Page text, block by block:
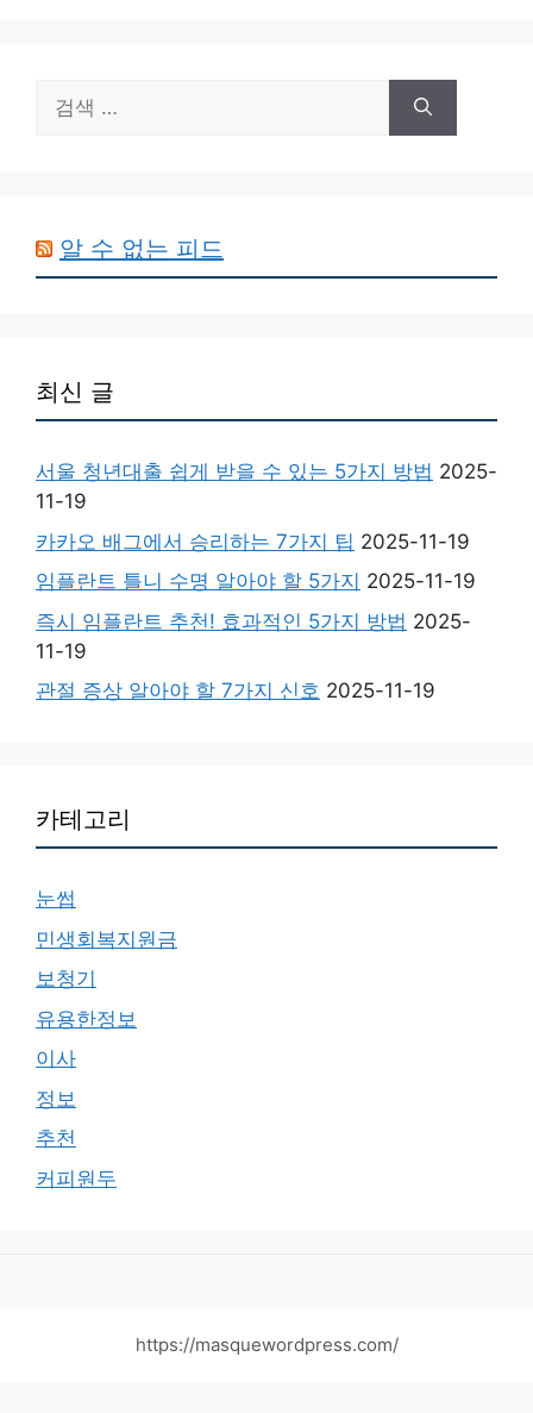
색:
알 수 없는 피드
최신 글
서울 청년대출 쉽게 받을 수 있는 5가지 방법 2025-
11-19
카카오 배그에서 승리하는 7가지 팁 2025-11-19
임플란트 틀니 수명 알아야 할 5가지 2025-11-19
즉시 임플란트 추천! 효과적인 5가지 방법 2025-
11-19
관절 증상 알아야 할 7가지 신호 2025-11-19
카테고리
눈썹
민생회복지원금
보청기
유용한정보
이사
정보
추천
커피원두
https://masquewordpress.com/